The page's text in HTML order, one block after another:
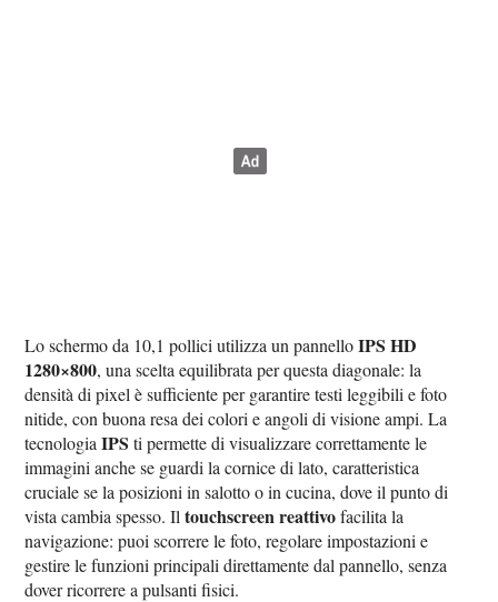
Lo schermo da 10,1 pollici utilizza un pannelloIPS HD
1280×800, una scelta equilibrata per questa diagonale: la
densità di pixel è sufficiente per garantire testi leggibili e foto
nitide, con buona resa dei colori e angoli di visione ampi. La
tecnologiaIPS ti permette di visualizzare correttamente le
immagini anche se guardi la cornice di lato, caratteristica
cruciale se la posizioni in salotto o in cucina, dove il punto di
vista cambia spesso. Iltouchscreen reattivofacilita la
navigazione: puoi scorrere le foto, regolare impostazioni e
gestire le funzioni principali direttamente dal pannello, senza
dover ricorrere a pulsanti fisici.